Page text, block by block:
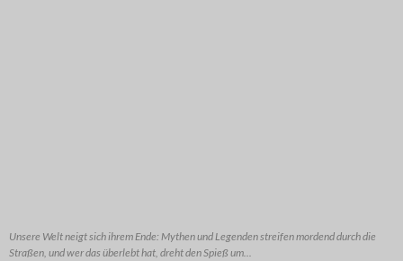
Unsere Welt neigt sich ihrem Ende: Mythen und Legenden streifen mordend durch die
Straßen, und wer das überlebt hat, dreht den Spieß um...